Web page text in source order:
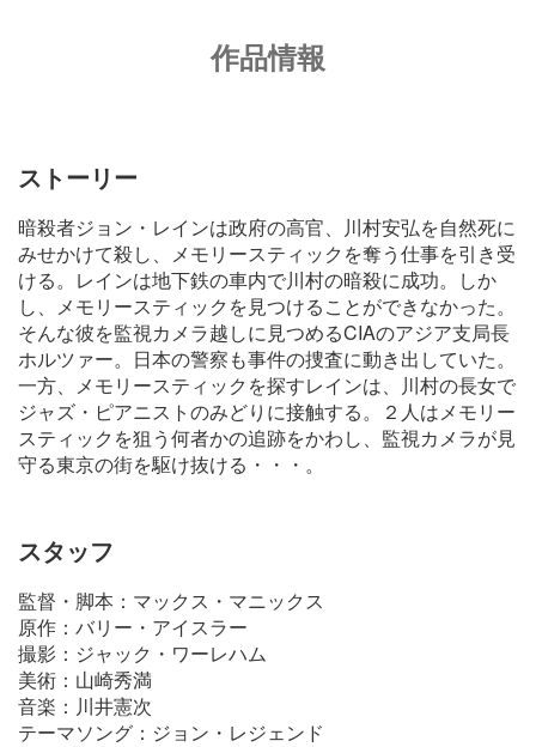
作品情報
ストーリー
暗殺者ジョン・レインは政府の高官、川村安弘を自然死に
みせかけて殺し、メモリースティックを奪う仕事を引き受
ける。レインは地下鉄の車内で川村の暗殺に成功。しか
し、メモリースティックを見つけることができなかった。
そんな彼を監視カメラ越しに見つめるCIAのアジア支局長
ホルツァー。日本の警察も事件の捜査に動き出していた。
一方、メモリースティックを探すレインは、川村の長女で
ジャズ・ピアニストのみどりに接触する。２人はメモリー
スティックを狙う何者かの追跡をかわし、監視カメラが見
守る東京の街を駆け抜ける・・・。
スタッフ
監督・脚本：マックス・マニックス
原作：バリー・アイスラー
撮影：ジャック・ワーレハム
美術：山崎秀満
音楽：川井憲次
テーマソング：ジョン・レジェンド